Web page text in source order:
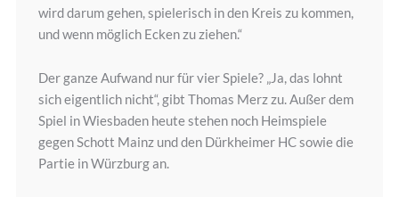
wird darum gehen, spielerisch in den Kreis zu kommen,
und wenn möglich Ecken zu ziehen.“
Der ganze Aufwand nur für vier Spiele? „Ja, das lohnt
sich eigentlich nicht“, gibt Thomas Merz zu. Außer dem
Spiel in Wiesbaden heute stehen noch Heimspiele
gegen Schott Mainz und den Dürkheimer HC sowie die
Partie in Würzburg an.